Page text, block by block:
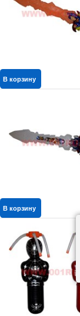
В корзину
В корзину